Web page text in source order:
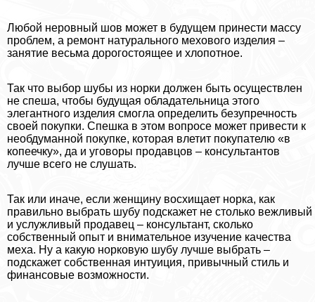
Любой неровный шов может в будущем принести массу
проблем, а ремонт натурального мехового изделия –
занятие весьма дорогостоящее и хлопотное.
Так что выбор шубы из норки должен быть осуществлен
не спеша, чтобы будущая обладательница этого
элегантного изделия смогла определить безупречность
своей покупки. Спешка в этом вопросе может привести к
необдуманной покупке, которая влетит покупателю «в
копеечку», да и уговоры продавцов – консультантов
лучше всего не слушать.
Так или иначе, если женщину восхищает норка, как
правильно выбрать шубу подскажет не столько вежливый
и услужливый продавец – консультант, сколько
собственный опыт и внимательное изучение качества
меха. Ну а какую норковую шубу лучше выбрать –
подскажет собственная интуиция, привычный стиль и
финансовые возможности.